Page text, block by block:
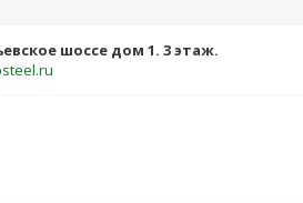
шоссе дом 1. 3 этаж.